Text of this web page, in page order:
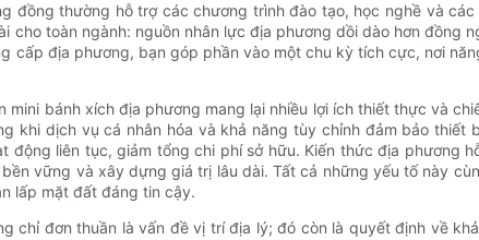
đồng thường hỗ trợ các chương trình đào tạo, học nghề và
cho toàn ngành: nguồn nhân lực địa phương dồi dào hơn
cấp địa phương, bạn góp phần vào một chu kỳ tích cực, nơi
mini bánh xích địa phương mang lại nhiều lợi ích thiết thực và
khi dịch vụ cá nhân hóa và khả năng tùy chỉnh đảm bảo
động liên tục, giảm tổng chi phí sở hữu. Kiến thức địa phương
vững và xây dựng giá trị lâu dài. Tất cả những yếu tố này
lấp mặt đất đáng tin cậy.
chỉ đơn thuần là vấn đề vị trí địa lý; đó còn là quyết định về